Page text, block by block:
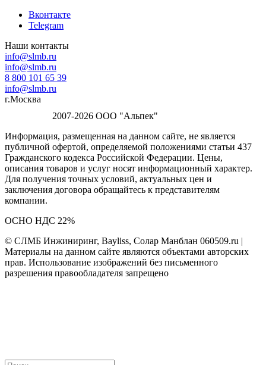
Вконтакте
Telegram
Наши контакты
info@slmb.ru
info@slmb.ru
8 800 101 65 39
info@slmb.ru
г.Москва
2007-2026 ООО "Альпек"
Информация, размещенная на данном сайте, не является
публичной офертой, определяемой положениями статьи 437
Гражданского кодекса Российской Федерации. Цены,
описания товаров и услуг носят информационный характер.
Для получения точных условий, актуальных цен и
заключения договора обращайтесь к представителям
компании.
ОСНО НДС 22%
© СЛМБ Инжиниринг, Bayliss, Солар Манблан 060509.ru |
Материалы на данном сайте являются объектами авторских
прав. Использование изображений без письменного
разрешения правообладателя запрещено